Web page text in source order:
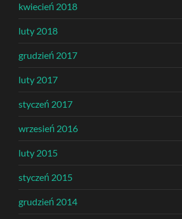
kwiecień 2018
luty 2018
grudzień 2017
luty 2017
styczeń 2017
wrzesień 2016
luty 2015
styczeń 2015
grudzień 2014